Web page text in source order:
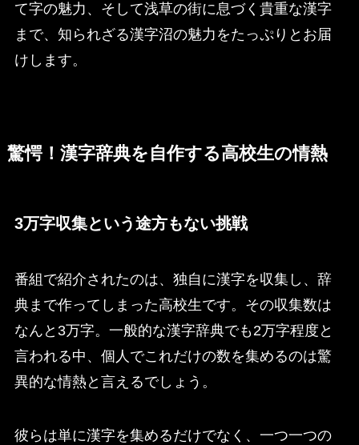
て字の魅力、そして浅草の街に息づく貴重な漢字
まで、知られざる漢字沼の魅力をたっぷりとお届
けします。
驚愕！漢字辞典を自作する高校生の情熱
3万字収集という途方もない挑戦
番組で紹介されたのは、独自に漢字を収集し、辞
典まで作ってしまった高校生です。その収集数は
なんと3万字。一般的な漢字辞典でも2万字程度と
言われる中、個人でこれだけの数を集めるのは驚
異的な情熱と言えるでしょう。
彼らは単に漢字を集めるだけでなく、一つ一つの